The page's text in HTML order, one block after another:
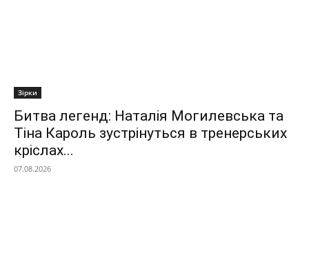
Зірки
Битва легенд: Наталія Могилевська та
Тіна Кароль зустрінуться в тренерських
кріслах...
07.08.2026